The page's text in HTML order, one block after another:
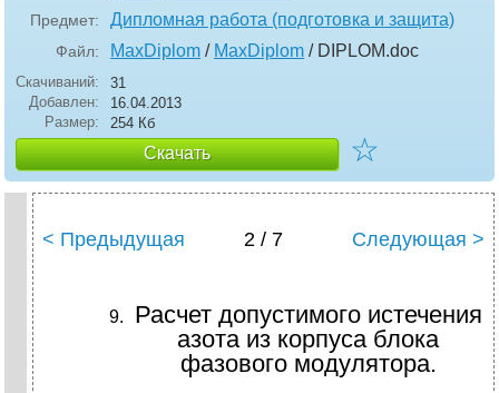
Предмет: Дипломная работа (подготовка и защита)
Файл: MaxDiplom / MaxDiplom / DIPLOM.doc
Скачиваний:
31
Добавлен:
16.04.2013
Размер:
254 Кб
Скачать ☆
< Предыдущая 2 / 7 Следующая >
Расчет допустимого истечения
азота из корпуса блока
фазового модулятора.